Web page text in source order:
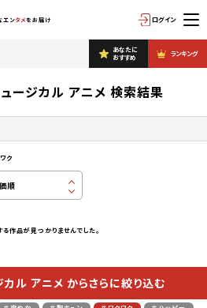
エンタメをお届け ログイン
あなたに
おすすめ
ランキング
ージカル アニメ 検索結果
ク
作品が見つかりませんでした。
ル アニメ からさらに絞り込む